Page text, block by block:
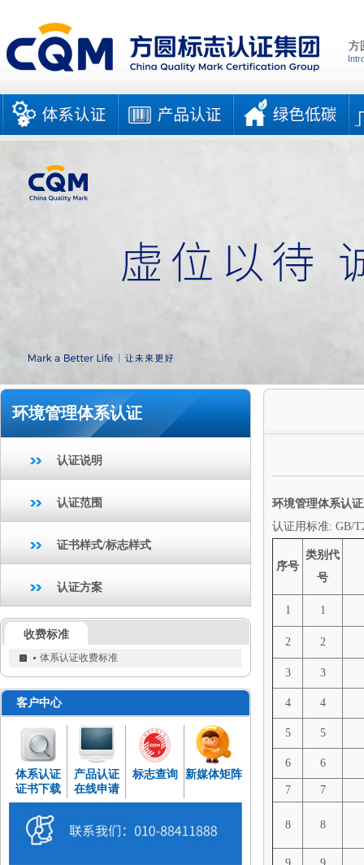
方
环境管理体系认证
认证说明
认证范围
证书样式/标志样式
认证方案
收费标准
体系认证收费标准
客户中心
体系认证
证书下载
产品认证
在线申请
标志查询 新媒体矩阵
环境管理体系认
认证用标准: GB/
序号
类别代
号
1 1
2 2
3 3
4 4
5 5
6 6
7 7
8 8